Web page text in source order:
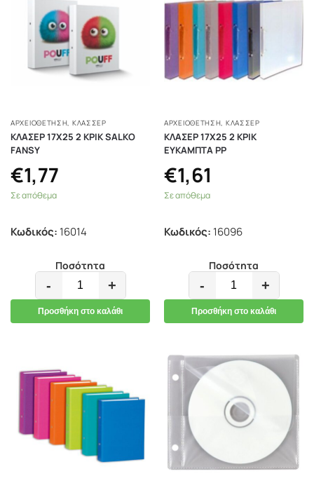
ΑΡΧΕΙΟΘΕΤΗΣΗ, ΚΛΑΣΣΈΡ
ΚΛΑΣΕΡ 17Χ25 2 ΚΡΙΚ SALKO
FANSY
€1,77
Σε απόθεμα
Κωδικός: 16014
Ποσότητα
- +
Προσθήκη στο καλάθι
ΑΡΧΕΙΟΘΕΤΗΣΗ, ΚΛΑΣΣΈΡ
ΚΛΑΣΕΡ 17Χ25 2 ΚΡΙΚ
ΕΥΚΑΜΠΤΑ ΡΡ
€1,61
Σε απόθεμα
Κωδικός: 16096
Ποσότητα
- +
Προσθήκη στο καλάθι